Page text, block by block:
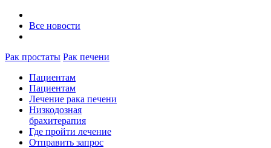
Все новости
Рак простаты Рак печени
Пациентам
Пациентам
Лечение рака печени
Низкодозная
брахитерапия
Где пройти лечение
Отправить запрос